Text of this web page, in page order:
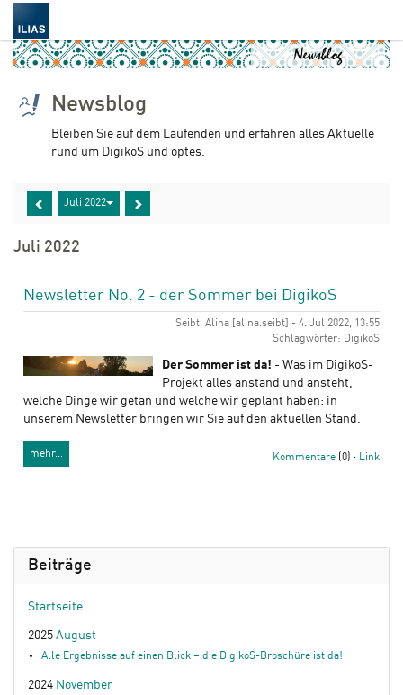
Newsblog
Bleiben Sie auf dem Laufenden und erfahren alles Aktuelle
rund um DigikoS und optes.
Juli 2022
Juli 2022
Newsletter No. 2 - der Sommer bei DigikoS
Seibt, Alina [alina.seibt] - 4. Jul 2022, 13:55
Schlagwörter: DigikoS
Der Sommer ist da! - Was im DigikoS-
Projekt alles anstand und ansteht,
welche Dinge wir getan und welche wir geplant haben: in
unserem Newsletter bringen wir Sie auf den aktuellen Stand.
mehr… Kommentare (0) · Link
Beiträge
Startseite
2025 August
Alle Ergebnisse auf einen Blick – die DigikoS-Broschüre ist da!
2024 November